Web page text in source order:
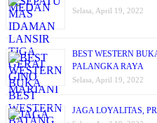
Selasa, April 19, 2022
BEST WESTERN
PALANGKA RAYA
Selasa, April 19, 2022
JAGA LOYALITAS,